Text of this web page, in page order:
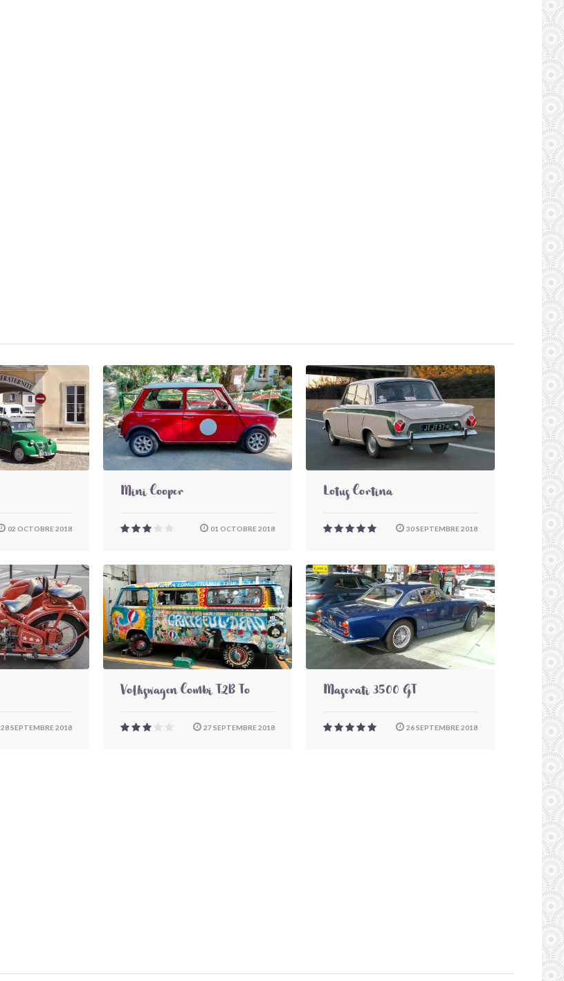
02 OCTOBRE 2018
Mini Cooper
01 OCTOBRE 2018
Lotus Cortina
30 SEPTEMBRE 2018
28 SEPTEMBRE 2018
Volkswagen Combi T2B To
27 SEPTEMBRE 2018
Maserati 3500 GT
26 SEPTEMBRE 2018